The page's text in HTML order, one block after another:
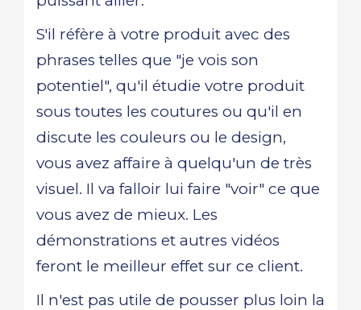
S'il réfère à votre produit avec des
phrases telles que "je vois son
potentiel", qu'il étudie votre produit
sous toutes les coutures ou qu'il en
discute les couleurs ou le design,
vous avez affaire à quelqu'un de très
visuel. Il va falloir lui faire "voir" ce que
vous avez de mieux. Les
démonstrations et autres vidéos
feront le meilleur effet sur ce client.
Il n'est pas utile de pousser plus loin la